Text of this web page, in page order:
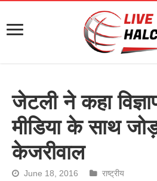
जेटली ने कहा
मीडिया के साथ
केजरीवाल
June 18, 2016 राष्ट्रीय